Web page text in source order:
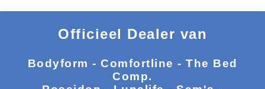
Officieel Dealer van
Bodyform - Comfortline - The Bed
Comp.